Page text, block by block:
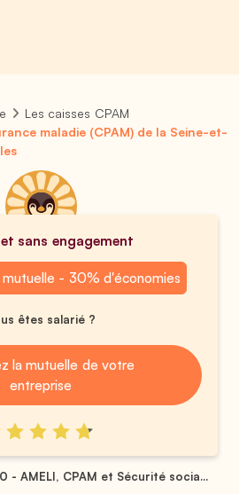
Les caisses CPAM
maladie (CPAM) de la Seine-et-
sans engagement
- 30% d'économies
êtes salarié ?
la mutuelle de votre
entreprise
- AMELI, CPAM et Sécurité socia...